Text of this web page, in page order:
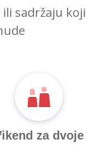
sadržaju koji
za dvoje